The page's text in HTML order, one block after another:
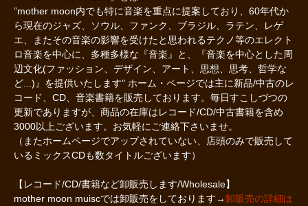
”mother moon内でも特に音楽を重点に提案しており、60年代か
ら現在のジャズ、ソウル、ファンク、ブラジル、ラテン、レゲ
エ、またその音楽の影響を受けたと思われるテクノ等のエレクト
ロ音楽を中心に、多種多様な『音楽』と、『音楽を中心とした周
辺文化(ファッション、デザイン、アート、思想、思考、哲学な
ど...)』を提供いたします" ホーム・ページでは主に新品/中古のレ
コード、CD、音楽書籍を販売しております。毎日すこしづつの
更新でありますが、商品の在庫はレコード/CD/中古書籍を含め
3000以上ございます。お気軽にご連絡下さいませ。
（またホームページでアップされていない、店頭のみで販売して
いるミックスCDも数タイトルございます）
【レコード/CD/書籍など卸販売します/Wholesale】
mother moon muiscでは卸販売をしております→卸販売の詳細は